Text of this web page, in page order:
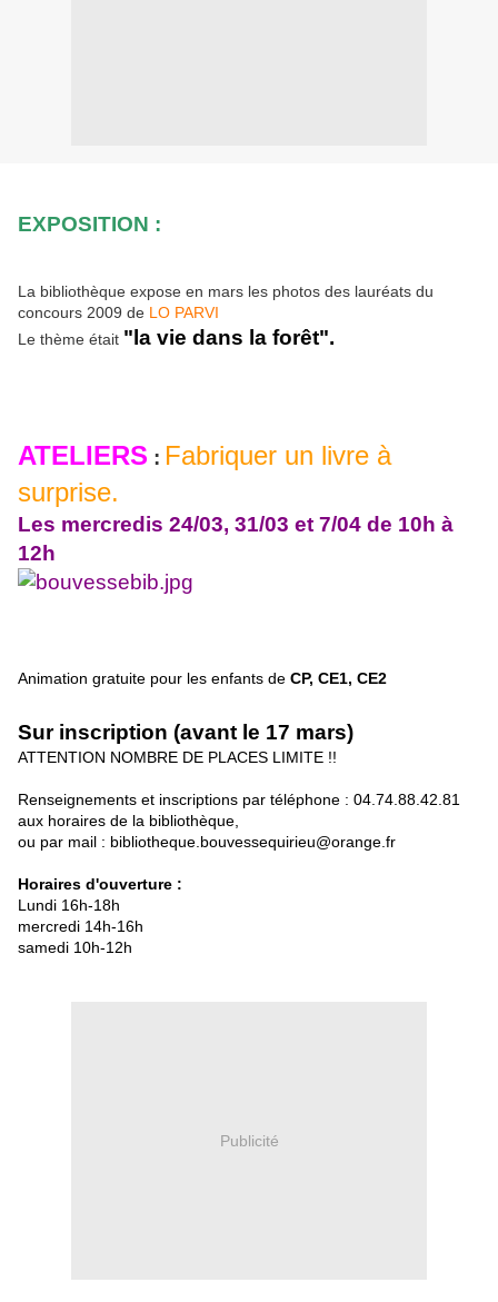
EXPOSITION :
La bibliothèque expose en mars les photos des lauréats du
concours 2009 de LO PARVI
Le thème était "la vie dans la forêt".
ATELIERS : Fabriquer un livre à
surprise.
Les mercredis 24/03, 31/03 et 7/04 de 10h à
12h
Animation gratuite pour les enfants de CP, CE1, CE2
Sur inscription (avant le 17 mars)
ATTENTION NOMBRE DE PLACES LIMITE !!
Renseignements et inscriptions par téléphone : 04.74.88.42.81
aux horaires de la bibliothèque,
ou par mail : bibliotheque.bouvessequirieu@orange.fr
Horaires d'ouverture :
Lundi 16h-18h
mercredi 14h-16h
samedi 10h-12h
Publicité